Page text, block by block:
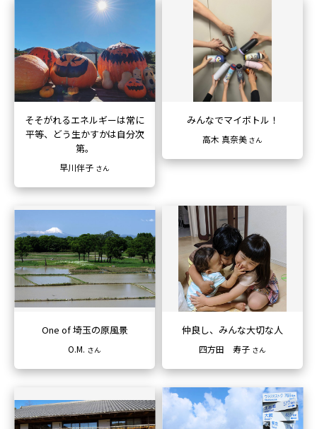
そそがれるエネルギーは常に
平等、 どう生かすかは自分次
第。
早川伴子 さん
みんなでマイボトル！
高木 真奈美 さん
One of 埼玉の原風景
O.M. さん
仲良し、みんな大切な人
四方田 寿子 さん